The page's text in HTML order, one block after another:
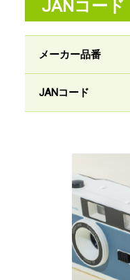
JANコード
メーカー品番
JANコード